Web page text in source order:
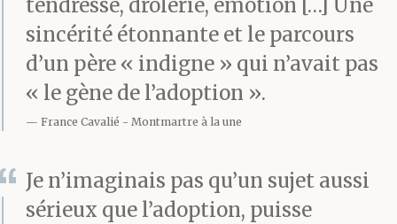
au comptoir, l’humeur
égale pour contrarier
celle des autres.
C’est là, parmi les
anciens du pavé, les
tendresse, drôlerie, émotion […] Une
sincérité étonnante et le parcours
d’un père « indigne » qui n’avait pas
« le gène de l’adoption ».
France Cavalié Montmartre à la une
Je n’imaginais pas qu’un sujet aussi
sérieux que l’adoption, puisse